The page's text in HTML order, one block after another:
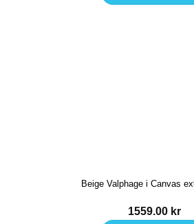
Beige Valphage i Canvas
1559.00 kr